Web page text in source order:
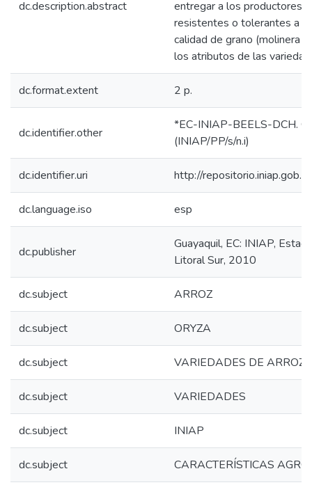
dc.description.abstract
entregar a los productores
resistentes o tolerantes a
calidad de grano (molinera
los atributos de las
dc.format.extent 2 p.
dc.identifier.other
*EC-INIAP-BEELS-DCH.
(INIAP/PP/s/n.i)
dc.identifier.uri http://
dc.language.iso esp
dc.publisher
Guayaquil, EC: INIAP,
Litoral Sur, 2010
dc.subject ARROZ
dc.subject ORYZA
dc.subject VARIEDADES DE ARROZ
dc.subject VARIEDADES
dc.subject INIAP
dc.subject CARACTERÍSTICAS